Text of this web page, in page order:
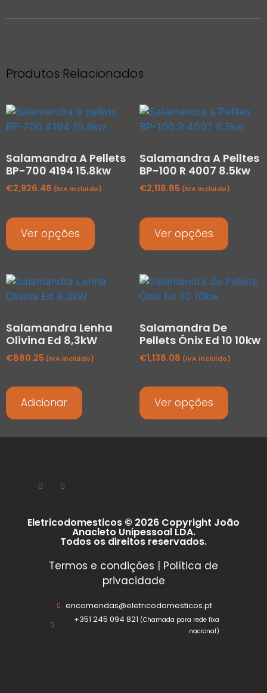
Produtos Relacionados
Salamandra A Pellets
BP-700 4194 15.8kw
€2,926.48 (IVA Incluído)
Ver opções
Salamandra A Pelltes
BP-100 R 4007 8.5kw
€2,118.85 (IVA Incluído)
Ver opções
Salamandra Lenha
Olivina Ed 8,3kW
€880.25 (IVA Incluído)
Adicionar
Salamandra De
Pellets Ónix Ed 10 10kw
€1,138.08 (IVA Incluído)
Ver opções
Eletricodomesticos © 2026 Copyright João
Anacleto Unipessoal LDA.
Todos os direitos reservados.
Termos e condições | Política de
privacidade
encomendas@eletricodomesticos.pt
+351 245 094 821 (Chamada para rede fixa
nacional)